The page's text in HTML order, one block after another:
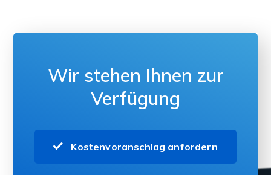
Wir stehen Ihnen zur
Verfügung
Kostenvoranschlag anfordern